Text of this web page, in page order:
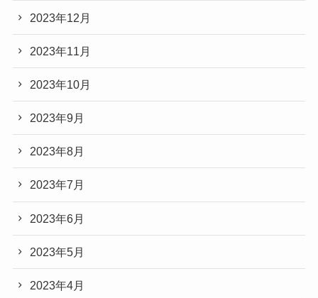
2023年12月
2023年11月
2023年10月
2023年9月
2023年8月
2023年7月
2023年6月
2023年5月
2023年4月